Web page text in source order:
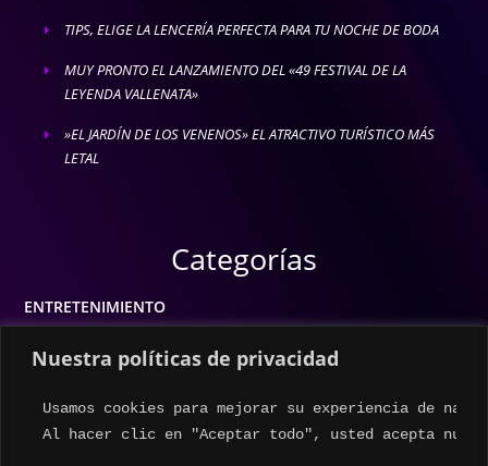
Nuestra políticas de privacidad
Usamos cookies para mejorar su experiencia de
Al hacer clic en "Aceptar todo", usted acepta
E TIPS, ELIGE LA LENCERÍA PERFECTA PARA TU NOCHE DE BODA
E
MUY PRONTO EL LANZAMIENTO DEL «49 FESTIVAL DE LA
LEYENDA VALLENATA»
E
»EL JARDÍN DE LOS VENENOS» EL ATRACTIVO TURÍSTICO MÁS
LETAL
Categorías
ENTRETENIMIENTO
ESTILO DE VIDA